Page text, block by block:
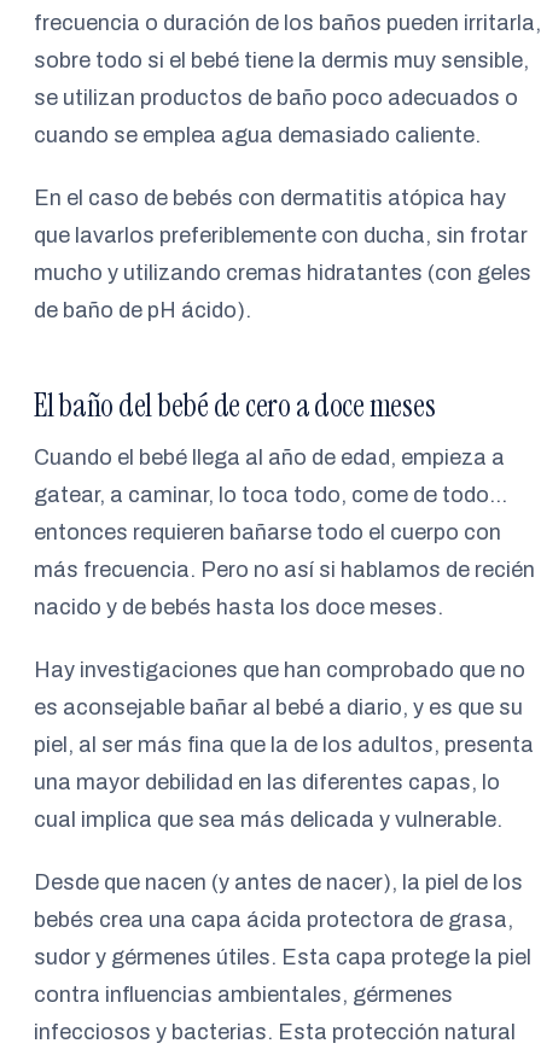
frecuencia o duración de los baños pueden irritarla,
sobre todo si el bebé tiene la dermis muy sensible,
se utilizan productos de baño poco adecuados o
cuando se emplea agua demasiado caliente.
En el caso de bebés con dermatitis atópica hay
que lavarlos preferiblemente con ducha, sin frotar
mucho y utilizando cremas hidratantes (con geles
de baño de pH ácido).
El baño del bebé de cero a doce meses
Cuando el bebé llega al año de edad, empieza a
gatear, a caminar, lo toca todo, come de todo…
entonces requieren bañarse todo el cuerpo con
más frecuencia. Pero no así si hablamos de recién
nacido y de bebés hasta los doce meses.
Hay investigaciones que han comprobado que no
es aconsejable bañar al bebé a diario, y es que su
piel, al ser más fina que la de los adultos, presenta
una mayor debilidad en las diferentes capas, lo
cual implica que sea más delicada y vulnerable.
Desde que nacen (y antes de nacer), la piel de los
bebés crea una capa ácida protectora de grasa,
sudor y gérmenes útiles. Esta capa protege la piel
contra influencias ambientales, gérmenes
infecciosos y bacterias. Esta protección natural